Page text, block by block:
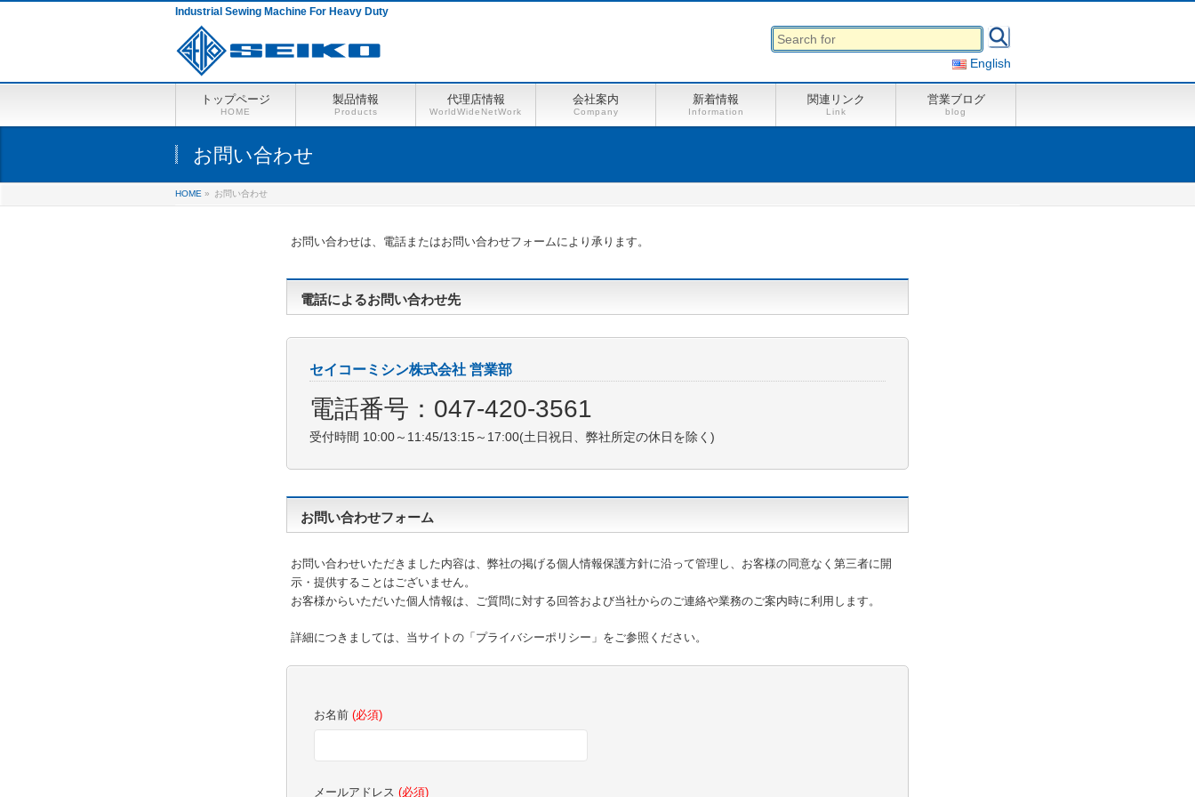
Industrial Sewing Machine For Heavy Duty
English
トップページ
HOME
製品情報
Products
代理店情報
WorldWideNetWork
会社案内
Company
新着情報
Information
関連リンク
Link
営業ブログ
blog
お問い合わせ
HOME » お問い合わせ
お問い合わせは、電話またはお問い合わせフォームにより承ります。
電話によるお問い合わせ先
セイコーミシン株式会社 営業部
電話番号：047-420-3561
受付時間 10:00～11:45/13:15～17:00(土日祝日、弊社所定の休日を除く)
お問い合わせフォーム
お問い合わせいただきました内容は、弊社の掲げる個人情報保護方針に沿って管理し、お客様の同意なく第三者に開
示・提供することはございません。
お客様からいただいた個人情報は、ご質問に対する回答および当社からのご連絡や業務のご案内時に利用します。
詳細につきましては、当サイトの「プライバシーポリシー」をご参照ください。
お名前 (必須)
メールアドレス (必須)